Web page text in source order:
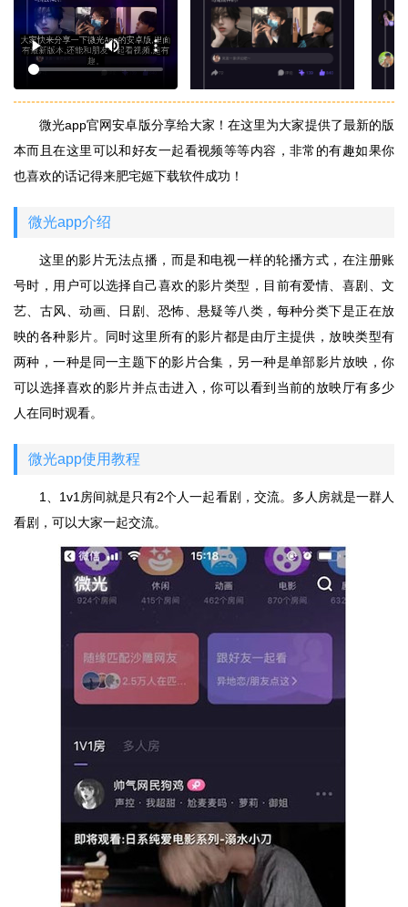
微光app官网安卓版分享给大家！在这里为大家提供了最新的版
本而且在这里可以和好友一起看视频等等内容，非常的有趣如果你
也喜欢的话记得来肥宅姬下载软件成功！
微光app介绍
这里的影片无法点播，而是和电视一样的轮播方式，在注册账
号时，用户可以选择自己喜欢的影片类型，目前有爱情、喜剧、文
艺、古风、动画、日剧、恐怖、悬疑等八类，每种分类下是正在放
映的各种影片。同时这里所有的影片都是由厅主提供，放映类型有
两种，一种是同一主题下的影片合集，另一种是单部影片放映，你
可以选择喜欢的影片并点击进入，你可以看到当前的放映厅有多少
人在同时观看。
微光app使用教程
1、1v1房间就是只有2个人一起看剧，交流。多人房就是一群人
看剧，可以大家一起交流。